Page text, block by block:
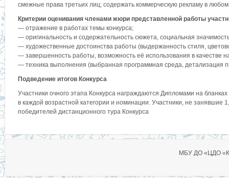
смежные права третьих лиц; содержать коммерческую рекламу в
Критерии оценивания членами жюри представленной работы
— отражение в работах темы конкурса;
— оригинальность и содержательность сюжета, социальная
— художественные достоинства работы (выдержанность стиля,
— завершенность работы, возможность её использования в качестве
— техника выполнения (выбранная программная среда, детализация
Подведение итогов Конкурса
Участники очного этапа Конкурса награждаются Дипломами на
в каждой возрастной категории и номинации. Участники, не занявшие
победителей дистанционного тура Конкурса
МБУ ДО «ЦДО